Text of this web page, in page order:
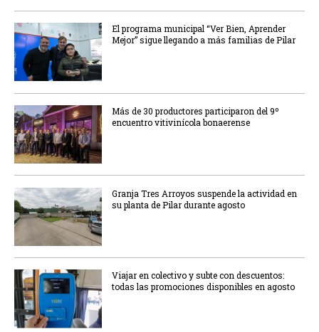
El programa municipal “Ver Bien, Aprender
Mejor” sigue llegando a más familias de Pilar
Más de 30 productores participaron del 9º
encuentro vitivinícola bonaerense
Granja Tres Arroyos suspende la actividad en
su planta de Pilar durante agosto
Viajar en colectivo y subte con descuentos:
todas las promociones disponibles en agosto